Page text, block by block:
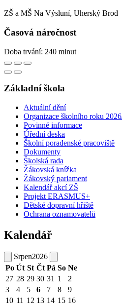
ZŠ a MŠ Na Výsluní, Uherský Brod
Časová náročnost
Doba trvání: 240 minut
Základní škola
Aktuální dění
Organizace školního roku
Povinné informace
Úřední deska
Školní poradenské pracoviště
Dokumenty
Školská rada
Žákovská knížka
Žákovský parlament
Kalendář akcí ZŠ
Projekt ERASMUS+
Dětské dopravní hřiště
Ochrana oznamovatelů
Kalendář
Srpen2026
Po Út St Čt Pá So Ne
27 28 29 30 31 1
2
3
4 5 6 7 8
9
10 11 12 13 14 15 16